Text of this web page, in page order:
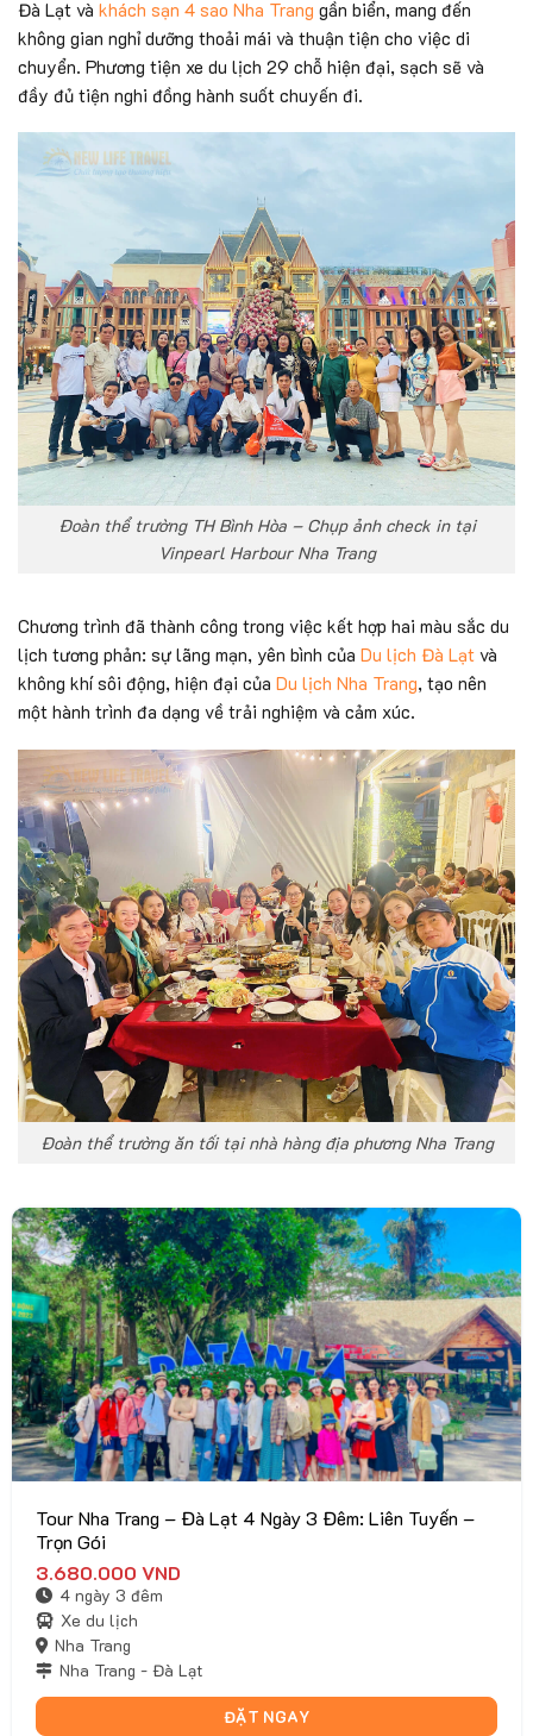
Đà Lạt và khách sạn 4 sao Nha Trang gần biển, mang đến
không gian nghỉ dưỡng thoải mái và thuận tiện cho việc di
chuyển. Phương tiện xe du lịch 29 chỗ hiện đại, sạch sẽ và
đầy đủ tiện nghi đồng hành suốt chuyến đi.
Đoàn thể trường TH Bình Hòa – Chụp ảnh check in tại
Vinpearl Harbour Nha Trang
Chương trình đã thành công trong việc kết hợp hai màu sắc du
lịch tương phản: sự lãng mạn, yên bình của Du lịch Đà Lạt và
không khí sôi động, hiện đại của Du lịch Nha Trang, tạo nên
một hành trình đa dạng về trải nghiệm và cảm xúc.
Đoàn thể trường ăn tối tại nhà hàng địa phương Nha Trang
ĐẶT NGAY
Tour Nha Trang – Đà Lạt 4 Ngày 3 Đêm: Liên Tuyến –
Trọn Gói
3.680.000 VND
4 ngày 3 đêm
Xe du lịch
Nha Trang
Nha Trang - Đà Lạt